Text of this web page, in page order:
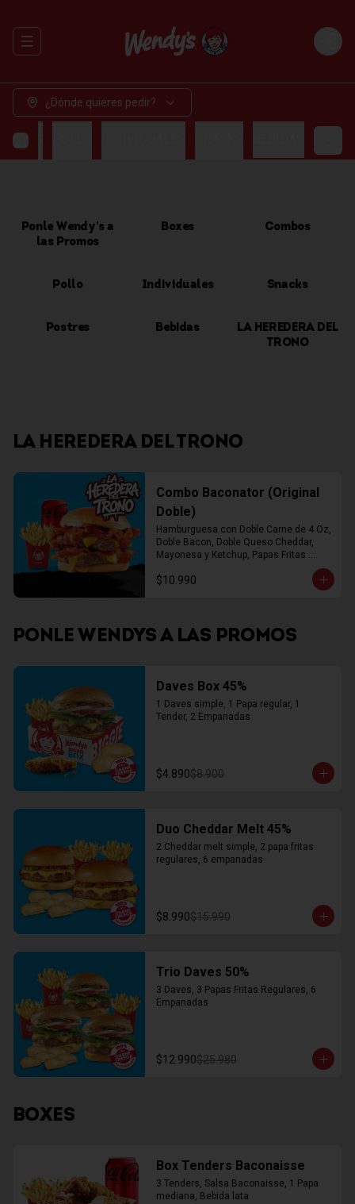
Abrir menu de navegación Login
¿Dónde quieres pedir?
Ponle Wendy's a
las Promos
Boxes Combos
Pollo Individuales Snacks
Postres Bebidas
LA HEREDERA DEL
TRONO
LA HEREDERA DEL TRONO
Combo Baconator (Original
Doble)
Hamburguesa con Doble Carne de 4 Oz,
Doble Bacon, Doble Queso Cheddar,
Mayonesa y Ketchup, Papas Fritas
$10.990
PONLE WENDYS A LAS PROMOS
Daves Box 45%
1 Daves simple, 1 Papa regular, 1
Tender, 2 Empanadas
$4.890$8.900
Duo Cheddar Melt 45%
2 Cheddar melt simple, 2 papa fritas
regulares, 6 empanadas
$8.990$15.990
Trio Daves 50%
3 Daves, 3 Papas Fritas Regulares, 6
Empanadas
$12.990$25.980
BOXES
Box Tenders Baconaisse
3 Tenders, Salsa Baconaisse, 1 Papa
mediana, Bebida lata